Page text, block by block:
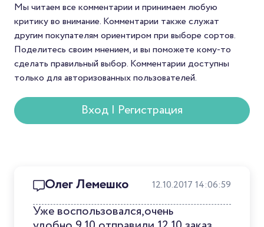
Мы читаем все комментарии и принимаем любую
критику во внимание. Комментарии также служат
другим покупателям ориентиром при выборе сортов.
Поделитесь своим мнением, и вы поможете кому-то
сделать правильный выбор. Комментарии доступны
только для авторизованных пользователей.
Вход | Регистрация
Олег Лемешко 12.10.2017 14:06:59
Уже воспользовался,очень